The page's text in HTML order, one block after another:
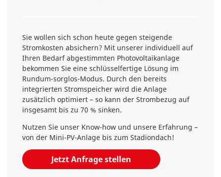
Sie wollen sich schon heute gegen steigende
Stromkosten absichern? Mit unserer individuell auf
Ihren Bedarf abgestimmten Photovoltaikanlage
bekommen Sie eine schlüsselfertige Lösung im
Rundum-sorglos-Modus. Durch den bereits
integrierten Stromspeicher wird die Anlage
zusätzlich optimiert – so kann der Strombezug auf
insgesamt bis zu 70 % sinken.
Nutzen Sie unser Know-how und unsere Erfahrung –
von der Mini-PV-Anlage bis zum Stadiondach!
Jetzt Anfrage stellen